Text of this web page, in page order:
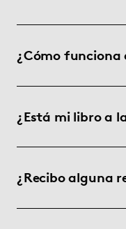
¿Cómo funciona
¿Está mi libro a
¿Recibo alguna